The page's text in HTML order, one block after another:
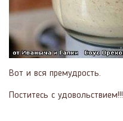
Вот и вся премудрость.
Поститесь с удовольствием!!!